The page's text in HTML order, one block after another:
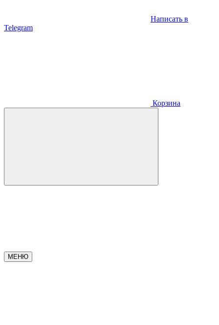
Написать в
Telegram
Корзина
МЕНЮ